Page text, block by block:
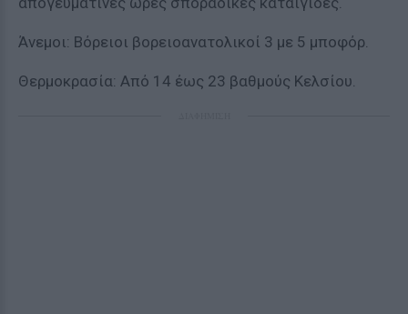
Άνεμοι: Βόρειοι βορειοανατολικοί 3 με 5 μποφόρ.
Θερμοκρασία: Από 14 έως 23 βαθμούς Κελσίου.